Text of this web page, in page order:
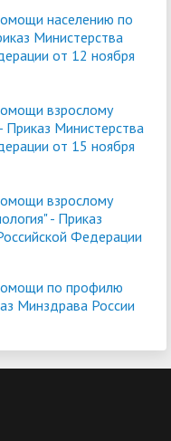
населению по
Министерства
от 12 ноября
взрослому
Министерства
от 15 ноября
взрослому
- Приказ
Федерации
по профилю
Минздрава России